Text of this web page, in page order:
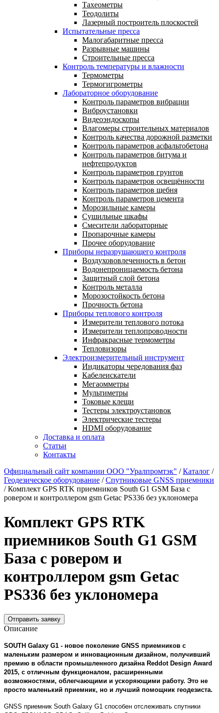
Тахеометры
Теодолиты
Лазерный построитель плоскостей
Испытательные пресса
Малогабаритные пресса
Разрывные машины
Строительные пресса
Контроль температуры и влажности
Термометры
Термогигрометры
Лабораторное оборудование
Контроль параметров вибрации
Виброустановки
Видеоэндоскопы
Влагомеры строительных материалов
Контроль качества дорожной разметки
Контроль параметров асфальтобетона
Контроль параметров битума и
нефтепродуктов
Контроль параметров грунтов
Контроль параметров освещённости
Контроль параметров щебня
Контроль параметров цемента
Морозильные камеры
Сушильные шкафы
Смесители лабораторные
Пропарочные камеры
Прочее оборудование
Приборы неразрушающего контроля
Воздухововлеченность в бетон
Водонепроницаемость бетона
Защитный слой бетона
Контроль металла
Морозостойкость бетона
Прочность бетона
Приборы теплового контроля
Измерители теплового потока
Измерители теплопроводности
Инфракрасные термометры
Тепловизоры
Электроизмерительный инструмент
Индикаторы чередования фаз
Кабелеискатели
Мегаомметры
Мультиметры
Токовые клещи
Тестеры электроустановок
Электрические тестеры
HDMI оборудование
Доставка и оплата
Статьи
Контакты
Официальный сайт компании ООО "Уралпромтэк" /Каталог /
Геодезическое оборудование /Спутниковые GNSS приемники
/Комплект GPS RTK приемников South G1 GSM База с
ровером и контроллером gsm Getac PS336 без уклономера
Комплект GPS RTK
приемников South G1 GSM
База с ровером и
контроллером gsm Getac
PS336 без уклономера
Отправить заявку
Описание
SOUTH Galaxy G1 - новое поколение GNSS приемников с
маленьким размером и инновационным дизайном, получивший
премию в области промышленного дизайна Reddot Design Award
2015, с отличным функционалом, расширенными
возможностями, облегчающими и ускоряющими работу. Это не
просто маленький приемник, но и лучший помощник геодезиста.
GNSS приемник South Galaxy G1 способен отслеживать спутники